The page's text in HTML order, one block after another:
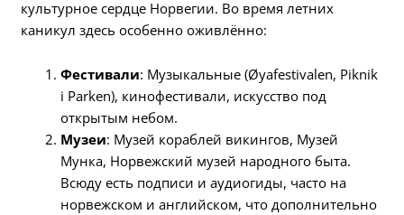
культурное сердце Норвегии. Во время летних
каникул здесь особенно оживлённо:
Фестивали: Музыкальные (Øyafestivalen, Piknik
i Parken), кинофестивали, искусство под
открытым небом.
Музеи: Музей кораблей викингов, Музей
Мунка, Норвежский музей народного быта.
Всюду есть подписи и аудиогиды, часто на
норвежском и английском, что дополнительно